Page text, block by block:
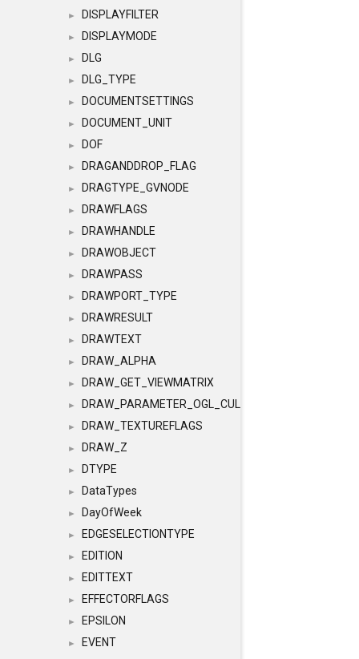
► DISPLAYFILTER
► DISPLAYMODE
► DLG
► DLG_TYPE
► DOCUMENTSETTINGS
► DOCUMENT_UNIT
► DOF
► DRAGANDDROP_FLAG
► DRAGTYPE_GVNODE
► DRAWFLAGS
► DRAWHANDLE
► DRAWOBJECT
► DRAWPASS
► DRAWPORT_TYPE
► DRAWRESULT
► DRAWTEXT
► DRAW_ALPHA
► DRAW_GET_VIEWMATRIX
► DRAW_PARAMETER_OGL_CULLING
► DRAW_TEXTUREFLAGS
► DRAW_Z
► DTYPE
► DataTypes
► DayOfWeek
► EDGESELECTIONTYPE
► EDITION
► EDITTEXT
► EFFECTORFLAGS
► EPSILON
►
EVENT